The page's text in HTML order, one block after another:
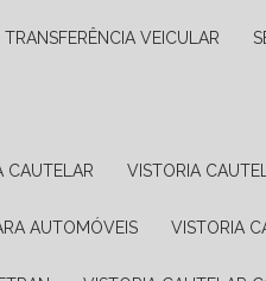
TRANSFERÊNCIA VEICULAR
CAUTELAR VISTORIA
AUTOMÓVEIS VISTORIA